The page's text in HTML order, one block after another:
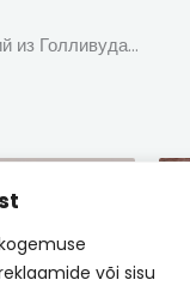
või sisu
из Голливуда…